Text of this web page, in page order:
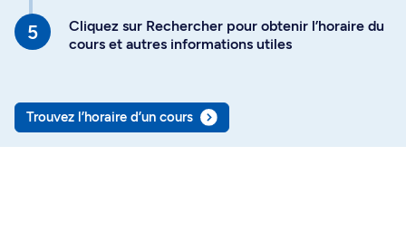
Cliquez sur Rechercher pour obtenir l’horaire du
cours et autres informations utiles
Trouvez l’horaire d’un cours